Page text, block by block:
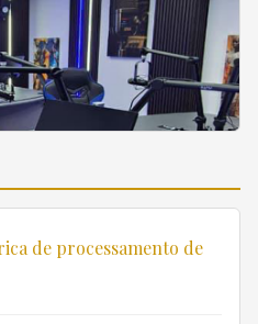
de processamento de